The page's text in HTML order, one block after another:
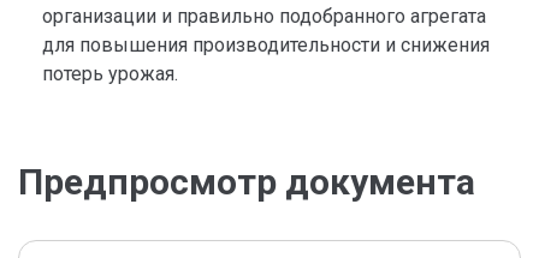
организации и правильно подобранного агрегата
для повышения производительности и снижения
потерь урожая.
Предпросмотр документа